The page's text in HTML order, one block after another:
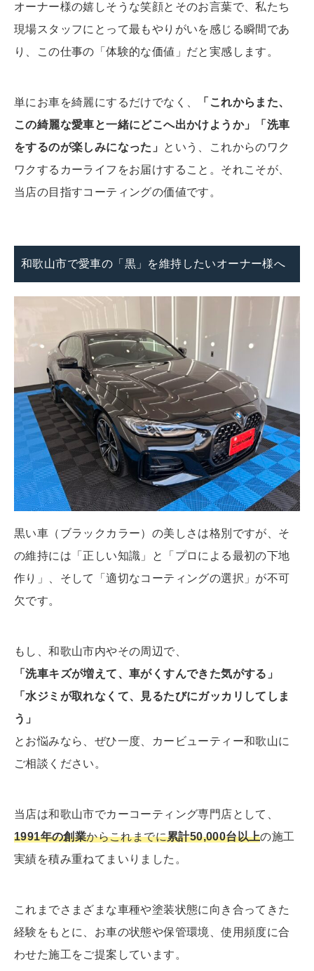
オーナー様の嬉しそうな笑顔とそのお言葉で、私たち
現場スタッフにとって最もやりがいを感じる瞬間であ
り、この仕事の「体験的な価値」だと実感します。
単にお車を綺麗にするだけでなく、
「これからまた、
この綺麗な愛車と一緒にどこへ出かけようか」「洗車
をするのが楽しみになった」
という、これからのワク
ワクするカーライフをお届けすること。それこそが、
当店の目指すコーティングの価値です。
和歌山市で愛車の「黒」を維持したいオーナー様へ
黒い車（ブラックカラー）の美しさは格別ですが、そ
の維持には「正しい知識」と「プロによる最初の下地
作り」、そして「適切なコーティングの選択」が不可
欠です。
もし、和歌山市内やその周辺で、
「洗車キズが増えて、車がくすんできた気がする」
「水ジミが取れなくて、見るたびにガッカリしてしま
う」
とお悩みなら、ぜひ一度、カービューティー和歌山に
ご相談ください。
当店は和歌山市でカーコーティング専門店として、
1991年の創業からこれまでに累計50,000台以上の施工
実績を積み重ねてまいりました。
これまでさまざまな車種や塗装状態に向き合ってきた
経験をもとに、お車の状態や保管環境、使用頻度に合
わせた施工をご提案しています。